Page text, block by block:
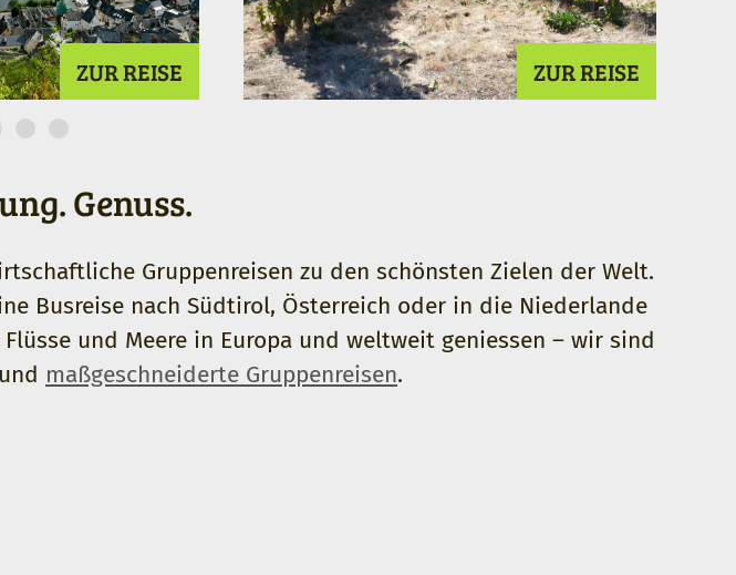
ZUR REISE ZUR REISE
Genuss.
Gruppenreisen zu den schönsten Zielen der Welt.
Busreise nach Südtirol, Österreich oder in die Niederlande
und Meere in Europa und weltweit geniessen – wir sind
und maßgeschneiderte Gruppenreisen.